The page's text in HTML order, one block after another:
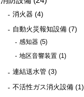
消火器 (4)
自動火災報知設備 (7)
感知器 (5)
地区音響装置 (1)
連結送水管 (3)
不活性ガス消火設備 (1)